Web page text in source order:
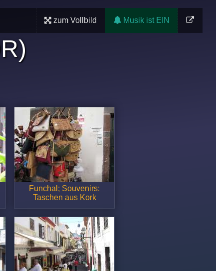
zum Vollbild Musik ist EIN
Funchal; Souvenirs:
Taschen aus Kork